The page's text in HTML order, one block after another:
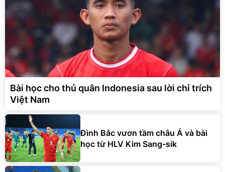
Bài học cho thủ quân Indonesia sau lời chỉ trích
Việt Nam
Đình Bắc vươn tầm châu Á và bài
học từ HLV Kim Sang-sik